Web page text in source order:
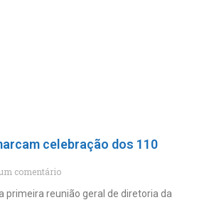
celebração dos 110
comentário
primeira reunião geral de diretoria da